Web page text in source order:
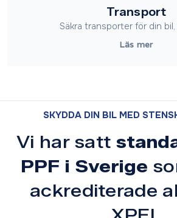
Transport
Säkra transporter för din
Läs mer
SKYDDA DIN BIL MED
Vi har satt
PPF i Sverige
ackrediterade